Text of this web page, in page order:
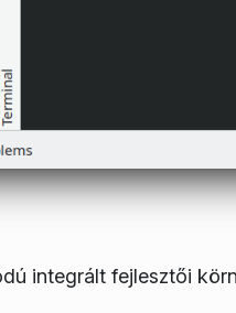
integrált fejlesztői